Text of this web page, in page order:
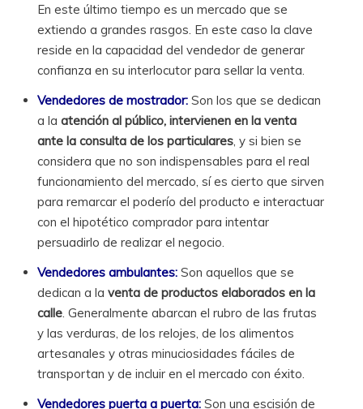
En este último tiempo es un mercado que se
extiendo a grandes rasgos. En este caso la clave
reside en la capacidad del vendedor de generar
confianza en su interlocutor para sellar la venta.
Vendedores de mostrador: Son los que se dedican
a la atención al público, intervienen en la venta
ante la consulta de los particulares , y si bien se
considera que no son indispensables para el real
funcionamiento del mercado, sí es cierto que sirven
para remarcar el poderío del producto e interactuar
con el hipotético comprador para intentar
persuadirlo de realizar el negocio.
Vendedores ambulantes: Son aquellos que se
dedican a laventa de productos elaborados en la
calle . Generalmente abarcan el rubro de las frutas
y las verduras, de los relojes, de los alimentos
artesanales y otras minuciosidades fáciles de
transportan y de incluir en el mercado con éxito.
Vendedores puerta a puerta: Son una escisión de